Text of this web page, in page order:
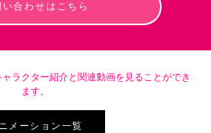
い合わせはこちら
ラクター紹介と関連動画を見ることができ
ます。
メーション一覧